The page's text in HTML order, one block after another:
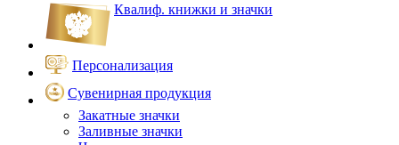
Квалиф. книжки и значки
Персонализация
Сувенирная продукция
Закатные значки
Заливные значки